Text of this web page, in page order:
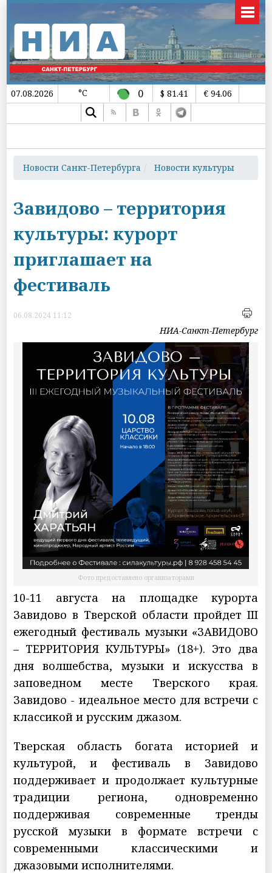
07.08.2026 °C 0 $ 81.41 € 94.06
Новости Санкт-Петербурга Новости культуры
Завидово – территория
культуры: курорт
приглашает на
фестиваль
06.08.2024 11:12
НИА-Санкт-Петербург
Фото предоставлено организаторами
10-11 августа на площадке курорта
Завидово в Тверской области пройдет III
ежегодный фестиваль музыки «ЗАВИДОВО
– ТЕРРИТОРИЯ КУЛЬТУРЫ» (18+). Это два
дня волшебства, музыки и искусства в
заповедном месте Тверского края.
Завидово - идеальное место для встречи с
классикой и русским джазом.
Тверская область богата историей и
культурой, и фестиваль в Завидово
поддерживает и продолжает культурные
традиции региона, одновременно
поддерживая современные тренды
русской музыки в формате встречи с
современными классическими и
джазовыми исполнителями.